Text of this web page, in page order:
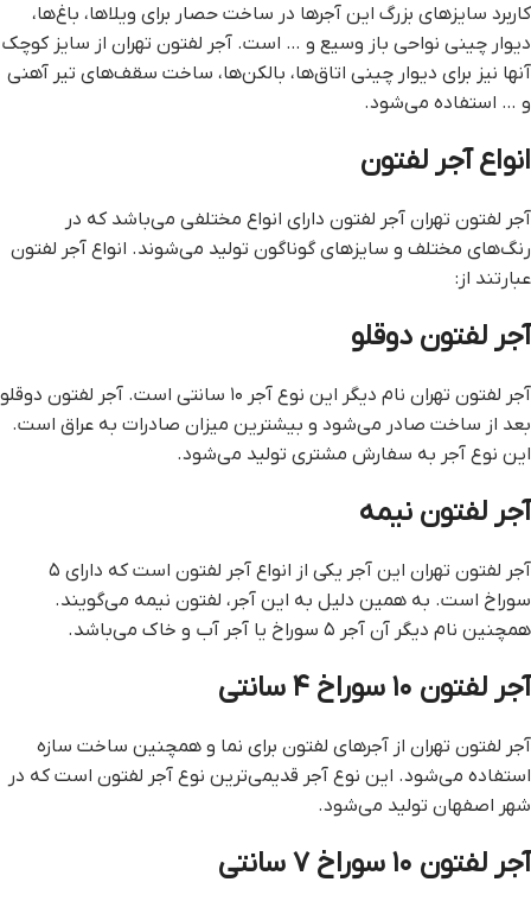
کاربرد سایزهای بزرگ این آجرها در ساخت حصار برای ویلاها، باغ‌ها،
دیوار چینی نواحی باز وسیع و … است. آجر لفتون تهران از سایز کوچک
آنها نیز برای دیوار چینی اتاق‌ها، بالکن‌ها، ساخت سقف‌های تیر آهنی
و … استفاده می‌شود.
انواع آجر لفتون
آجر لفتون تهران آجر لفتون دارای انواع مختلفی می‌باشد که در
رنگ‌های مختلف و سایز‌های گوناگون تولید می‌شوند. انواع آجر لفتون
عبارتند از:
آجر لفتون دوقلو
آجر لفتون تهران نام دیگر این نوع آجر ۱۰ سانتی است. آجر لفتون دوقلو
بعد از ساخت صادر می‌شود و بیشترین میزان صادرات به عراق است.
این نوع آجر به سفارش مشتری تولید می‌شود.
آجر لفتون نیمه
آجر لفتون تهران این آجر یکی از انواع آجر لفتون است که دارای ۵
سوراخ است. به همین دلیل به این آجر، لفتون نیمه می‌گویند.
همچنین نام دیگر آن آجر ۵ سوراخ یا آجر آب و خاک می‌باشد.
آجر لفتون ۱۰ سوراخ ۴ سانتی
آجر لفتون تهران از آجرهای لفتون برای نما و همچنین ساخت سازه
استفاده می‌شود. این نوع آجر قدیمی‌ترین نوع آجر لفتون است که در
شهر اصفهان تولید می‌شود.
آجر لفتون ۱۰ سوراخ ۷ سانتی